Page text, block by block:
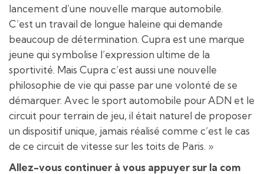
lancement d’une nouvelle marque automobile.
C’est un travail de longue haleine qui demande
beaucoup de détermination. Cupra est une marque
jeune qui symbolise l’expression ultime de la
sportivité. Mais Cupra c’est aussi une nouvelle
philosophie de vie qui passe par une volonté de se
démarquer. Avec le sport automobile pour ADN et le
circuit pour terrain de jeu, il était naturel de proposer
un dispositif unique, jamais réalisé comme c’est le cas
de ce circuit de vitesse sur les toits de Paris. »
Allez-vous continuer à vous appuyer sur la com